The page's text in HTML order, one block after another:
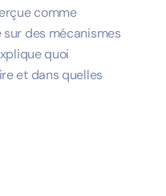
comme
des mécanismes
quoi
et dans quelles